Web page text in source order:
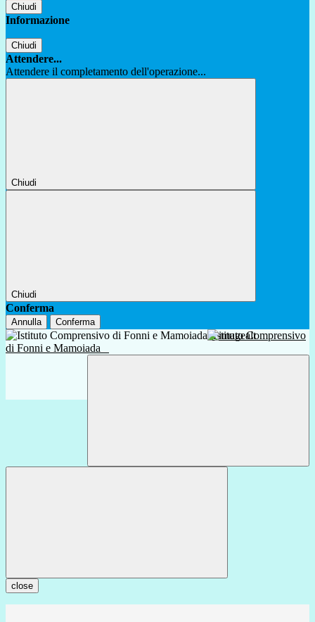
Chiudi
Informazione
Chiudi
Attendere...
Attendere il completamento dell'operazione...
Chiudi
Chiudi
Conferma
Annulla Conferma
Istituto Comprensivo
di Fonni e Mamoiada
close